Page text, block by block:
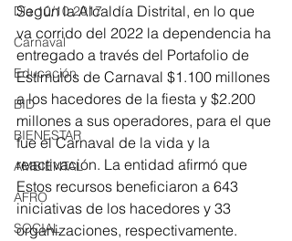
Día 10/10 2017
Carnaval
Educación
BID
BIENESTAR
AMBIENTAL
AFRO
SOCIAL
Según la Alcaldía Distrital, en lo que
va corrido del 2022 la dependencia ha
entregado a través del Portafolio de
Estímulos de Carnaval $1.100 millones
a los hacedores de la fiesta y $2.200
millones a sus operadores, para el que
fue el Carnaval de la vida y la
reactivación. La entidad afirmó que
Estos recursos beneficiaron a 643
iniciativas de los hacedores y 33
organizaciones, respectivamente.